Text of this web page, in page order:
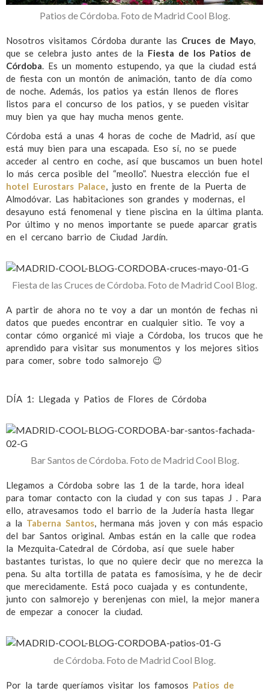
Patios de Córdoba. Foto de Madrid Cool Blog.
Nosotros visitamos Córdoba durante las Cruces de Mayo
que se celebra justo antes de la Fiesta de los Patios de
Córdoba . Es un momento estupendo, ya que la ciudad está
de fiesta con un montón de animación, tanto de día como
de noche. Además, los patios ya están llenos de flores
listos para el concurso de los patios, y se pueden visitar
muy bien ya que hay mucha menos gente.
Córdoba está a unas 4 horas de coche de Madrid, así que
está muy bien para una escapada. Eso sí, no se puede
acceder al centro en coche, así que buscamos un buen hotel
lo más cerca posible del “meollo”. Nuestra elección fue el
hotel Eurostars Palace , justo en frente de la Puerta de
Almodóvar. Las habitaciones son grandes y modernas, el
desayuno está fenomenal y tiene piscina en la última planta.
Por último y no menos importante se puede aparcar gratis
en el cercano barrio de Ciudad Jardín.
Fiesta de las Cruces de Córdoba. Foto de Madrid Cool Blog.
A partir de ahora no te voy a dar un montón de fechas ni
datos que puedes encontrar en cualquier sitio. Te voy a
contar cómo organicé mi viaje a Córdoba, los trucos que he
aprendido para visitar sus monumentos y los mejores sitios
para comer, sobre todo salmorejo 😉
DÍA 1: Llegada y Patios de Flores de Córdoba
Bar Santos de Córdoba. Foto de Madrid Cool Blog.
Llegamos a Córdoba sobre las 1 de la tarde, hora ideal
para tomar contacto con la ciudad y con sus tapas J . Para
ello, atravesamos todo el barrio de la Judería hasta llegar
a la Taberna Santos, hermana más joven y con más espacio
del bar Santos original. Ambas están en la calle que rodea
la Mezquita-Catedral de Córdoba, así que suele haber
bastantes turistas, lo que no quiere decir que no merezca la
pena. Su alta tortilla de patata es famosísima, y he de decir
que merecidamente. Está poco cuajada y es contundente,
junto con salmorejo y berenjenas con miel, la mejor manera
de empezar a conocer la ciudad.
de Córdoba. Foto de Madrid Cool Blog.
Por la tarde queríamos visitar los famosos Patios de